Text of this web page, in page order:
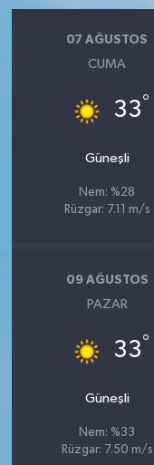
07 AĞUSTOS
CUMA
33°
Güneşli
Nem: %28
Rüzgar: 7.11 m/s
09 AĞUSTOS
PAZAR
33°
Güneşli
Nem: %33
Rüzgar: 7.50 m/s